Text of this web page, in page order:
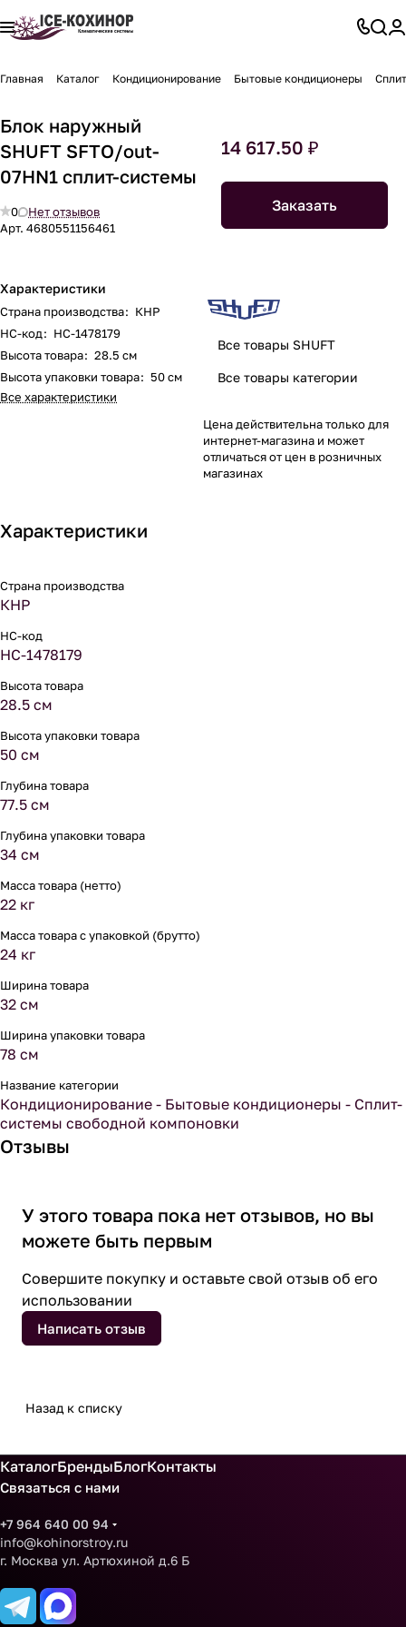
Главная Каталог Кондиционирование Бытовые кондиционеры
Блок наружный
SHUFT SFTO/out-
07HN1 сплит-системы
0
Нет отзывов
Арт. 4680551156461
Характеристики
Страна производства: КНР
НС-код: НС-1478179
Высота товара: 28.5 см
Высота упаковки товара: 50 см
Все характеристики
14 617.50 ₽
Заказать
Все товары SHUFT
Все товары категории
Цена действительна только для
интернет-магазина и может
отличаться от цен в розничных
магазинах
Характеристики
Страна производства
КНР
НС-код
НС-1478179
Высота товара
28.5 см
Высота упаковки товара
50 см
Глубина товара
77.5 см
Глубина упаковки товара
34 см
Масса товара (нетто)
22 кг
Масса товара с упаковкой (брутто)
24 кг
Ширина товара
32 см
Ширина упаковки товара
78 см
Название категории
Кондиционирование - Бытовые кондиционеры - Сплит-
системы свободной компоновки
Отзывы
У этого товара пока нет отзывов, но вы
можете быть первым
Совершите покупку и оставьте свой отзыв об его
использовании
Написать отзыв
Назад к списку
КаталогБрендыБлогКонтакты
Связаться с нами
+7 964 640 00 94
info@kohinorstroy.ru
г. Москва ул. Артюхиной д.6 Б